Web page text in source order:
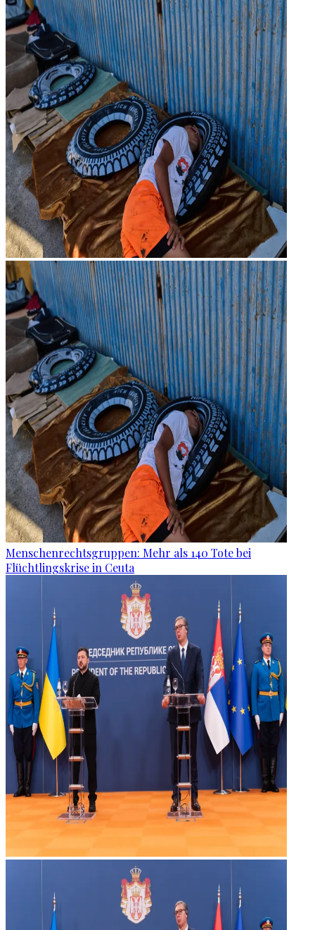
Menschenrechtsgruppen: Mehr als 140 Tote bei
Flüchtlingskrise in Ceuta